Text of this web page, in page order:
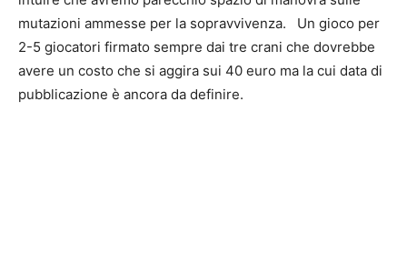
mutazioni ammesse per la sopravvivenza. Un gioco per
2-5 giocatori firmato sempre dai tre crani che dovrebbe
avere un costo che si aggira sui 40 euro ma la cui data di
pubblicazione è ancora da definire.